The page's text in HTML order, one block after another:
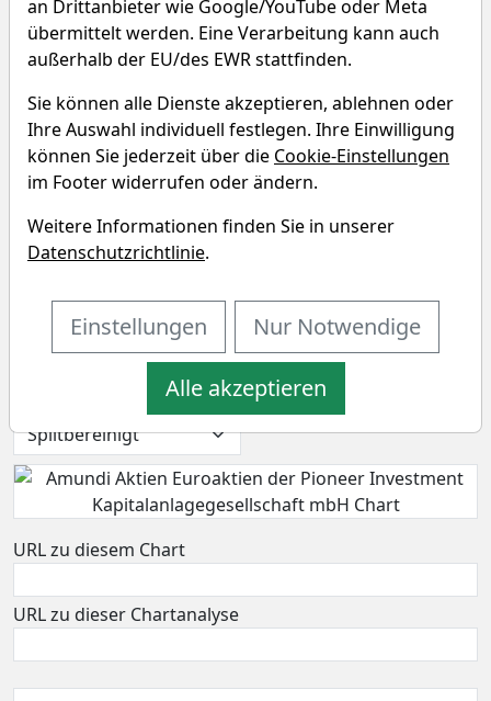
mbH
Amundi Aktien Euroaktien der
Pioneer Investment
Kapitalanlagegesellschaft mbH
Chart
URL zu diesem Chart
URL zu dieser Chartanalyse
an Drittanbieter wie Google/YouTube oder Meta
übermittelt werden. Eine Verarbeitung kann auch
außerhalb der EU/des EWR stattfinden.
Sie können alle Dienste akzeptieren, ablehnen oder
Ihre Auswahl individuell festlegen. Ihre Einwilligung
können Sie jederzeit über die Cookie-Einstellungen
im Footer widerrufen oder ändern.
Weitere Informationen finden Sie in unserer
Datenschutzrichtlinie.
Einstellungen Nur Notwendige
Alle akzeptieren